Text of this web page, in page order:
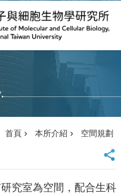
首頁 本所介紹 空間規劃
究室為空間，配合生科